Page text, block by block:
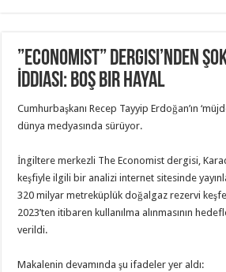
”Economist” Dergisi’nden
İddiası: Boş Bir Hayal
Cumhurbaşkanı Recep Tayyip Erdoğan’ın
dünya medyasında sürüyor.
İngiltere merkezli The Economist dergisi,
keşfiyle ilgili bir analizi internet sitesinde
320 milyar metreküplük doğalgaz rezervi
2023’ten itibaren kullanılma alınmasının
verildi.
Makalenin devamında şu ifadeler yer aldı: